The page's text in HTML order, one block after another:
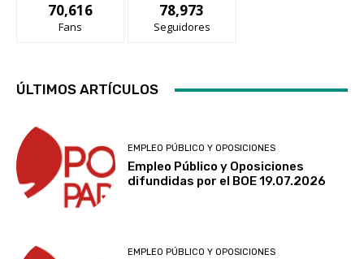
70,616
Fans
78,973
Seguidores
ÚLTIMOS ARTÍCULOS
EMPLEO PÚBLICO Y OPOSICIONES
Empleo Público y Oposiciones
difundidas por el BOE 19.07.2026
EMPLEO PÚBLICO Y OPOSICIONES